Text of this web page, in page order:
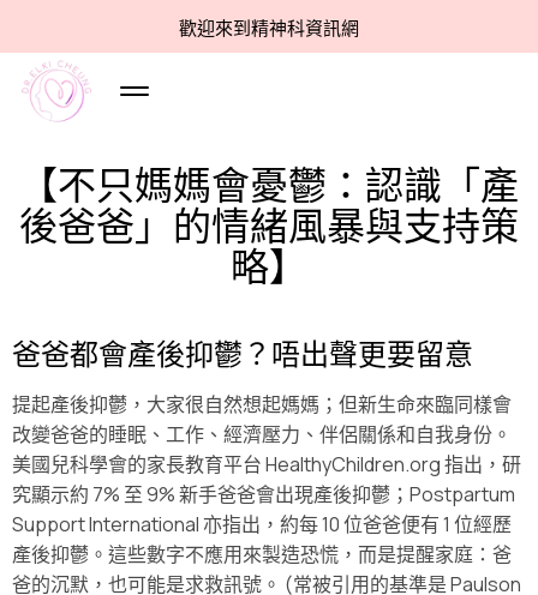
歡迎來到精神科資訊網
【不只媽媽會憂鬱：認識「產
後爸爸」的情緒風暴與支持策
略】
爸爸都會產後抑鬱？唔出聲更要留意
提起產後抑鬱，大家很自然想起媽媽；但新生命來臨同樣會
改變爸爸的睡眠、工作、經濟壓力、伴侶關係和自我身份。
美國兒科學會的家長教育平台 HealthyChildren.org 指出，研
究顯示約 7% 至 9% 新手爸爸會出現產後抑鬱；Postpartum
Support International 亦指出，約每 10 位爸爸便有 1 位經歷
產後抑鬱。這些數字不應用來製造恐慌，而是提醒家庭：爸
爸的沉默，也可能是求救訊號。 (常被引用的基準是 Paulson